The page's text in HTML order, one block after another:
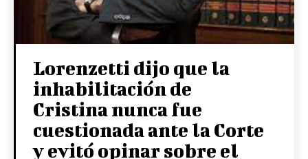
Lorenzetti dijo que la
inhabilitación de
Cristina nunca fue
cuestionada ante la Corte
y evitó opinar sobre el